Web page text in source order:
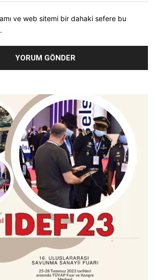
ve web sitemi bir dahaki sefere bu